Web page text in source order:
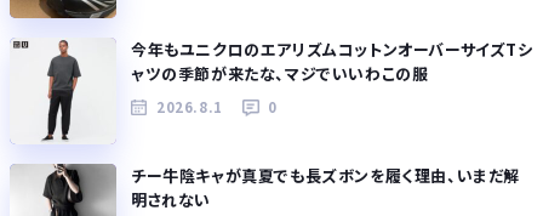
今年もユニクロのエアリズムコットンオーバーサイズTシ
ャツの季節が来たな、マジでいいわこの服
2026.8.1 0
チー牛陰キャが真夏でも長ズボンを履く理由、いまだ解
明されない